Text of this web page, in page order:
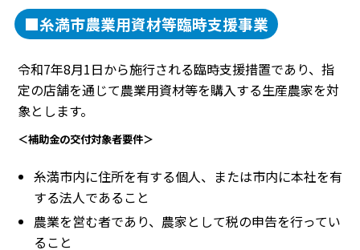
■糸満市農業用資材等臨時支援事業
令和7年8月1日から施行される臨時支援措置であり、指
定の店舗を通じて農業用資材等を購入する生産農家を対
象とします。
＜補助金の交付対象者要件＞
糸満市内に住所を有する個人、または市内に本社を有
する法人であること
農業を営む者であり、農家として税の申告を行ってい
ること